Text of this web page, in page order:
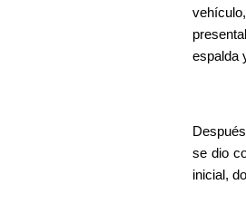
espalda
se dio
inicial,